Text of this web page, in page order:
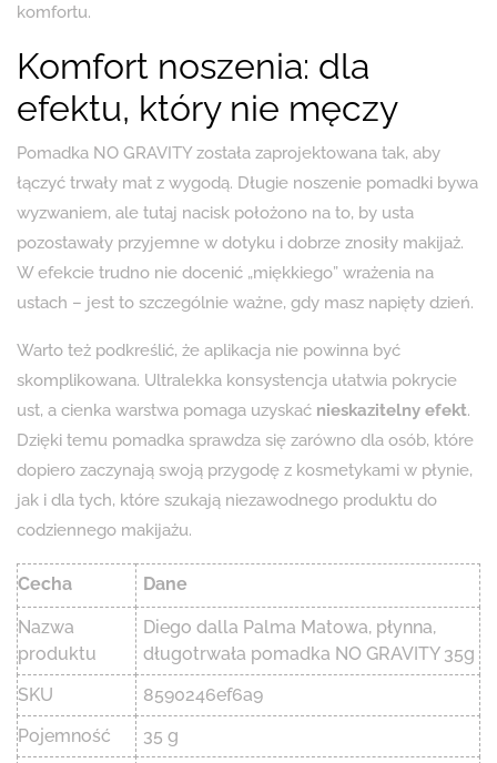
komfortu.
Komfort noszenia: dla
efektu, który nie męczy
Pomadka NO GRAVITY została zaprojektowana tak, aby
łączyć trwały mat z wygodą. Długie noszenie pomadki bywa
wyzwaniem, ale tutaj nacisk położono na to, by usta
pozostawały przyjemne w dotyku i dobrze znosiły makijaż.
W efekcie trudno nie docenić „miękkiego” wrażenia na
ustach – jest to szczególnie ważne, gdy masz napięty dzień.
Warto też podkreślić, że aplikacja nie powinna być
skomplikowana. Ultralekka konsystencja ułatwia pokrycie
ust, a cienka warstwa pomaga uzyskać nieskazitelny efekt.
Dzięki temu pomadka sprawdza się zarówno dla osób, które
dopiero zaczynają swoją przygodę z kosmetykami w płynie,
jak i dla tych, które szukają niezawodnego produktu do
codziennego makijażu.
Cecha Dane
Nazwa
produktu
Diego dalla Palma Matowa, płynna,
długotrwała pomadka NO GRAVITY 35g
SKU
8590246ef6a9
Pojemność
35 g